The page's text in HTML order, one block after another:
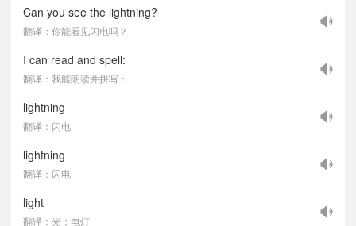
Can you see the lightning?
翻译：你能看见闪电吗？
I can read and spell:
翻译：我能朗读并拼写：
lightning
翻译：闪电
lightning
翻译：闪电
light
翻译：光；电灯